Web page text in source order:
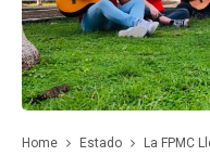
Home Estado
La FPMC